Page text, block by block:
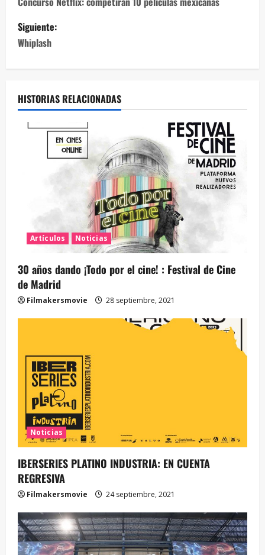
Siguiente:
Whiplash
HISTORIAS RELACIONADAS
Artículos Noticias
30 años dando ¡Todo por el cine! : Festival de Cine
de Madrid
Filmakersmovie 28 septiembre, 2021
Noticias
IBERSERIES PLATINO INDUSTRIA: EN CUENTA
REGRESIVA
Filmakersmovie 24 septiembre, 2021